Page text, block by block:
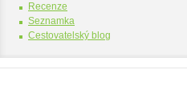
Recenze
Seznamka
Cestovatelský blog